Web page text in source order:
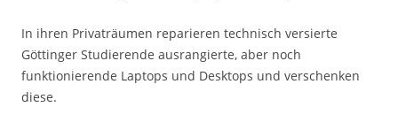
In ihren Privaträumen reparieren technisch versierte
Göttinger Studierende ausrangierte, aber noch
funktionierende Laptops und Desktops und verschenken
diese.